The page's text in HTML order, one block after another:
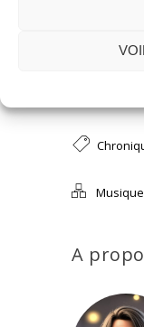
Musique
A